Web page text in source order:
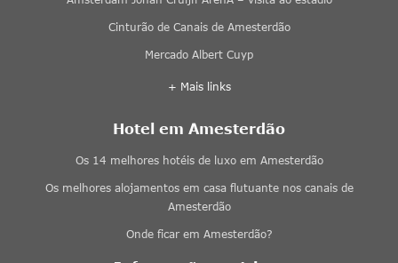
Cinturão de Canais de Amesterdão
Mercado Albert Cuyp
+ Mais links
Hotel em Amesterdão
Os 14 melhores hotéis de luxo em Amesterdão
Os melhores alojamentos em casa flutuante nos canais de
Amesterdão
Onde ficar em Amesterdão?